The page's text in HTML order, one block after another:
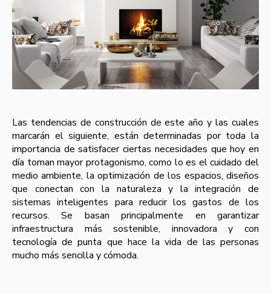
Las tendencias de construcción de este año y las cuales
marcarán el siguiente, están determinadas por toda la
importancia de satisfacer ciertas necesidades que hoy en
día toman mayor protagonismo, como lo es el cuidado del
medio ambiente, la optimización de los espacios, diseños
que conectan con la naturaleza y la integración de
sistemas inteligentes para reducir los gastos de los
recursos. Se basan principalmente en garantizar
infraestructura más sostenible, innovadora y con
tecnología de punta que hace la vida de las personas
mucho más sencilla y cómoda.